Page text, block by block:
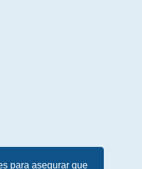
para asegurar que